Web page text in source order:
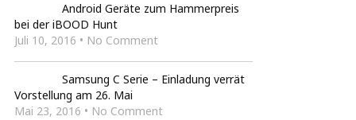
Android Geräte zum Hammerpreis
bei der iBOOD Hunt
Juli 10, 2016 • No Comment
Samsung C Serie – Einladung verrät
Vorstellung am 26. Mai
Mai 23, 2016 • No Comment